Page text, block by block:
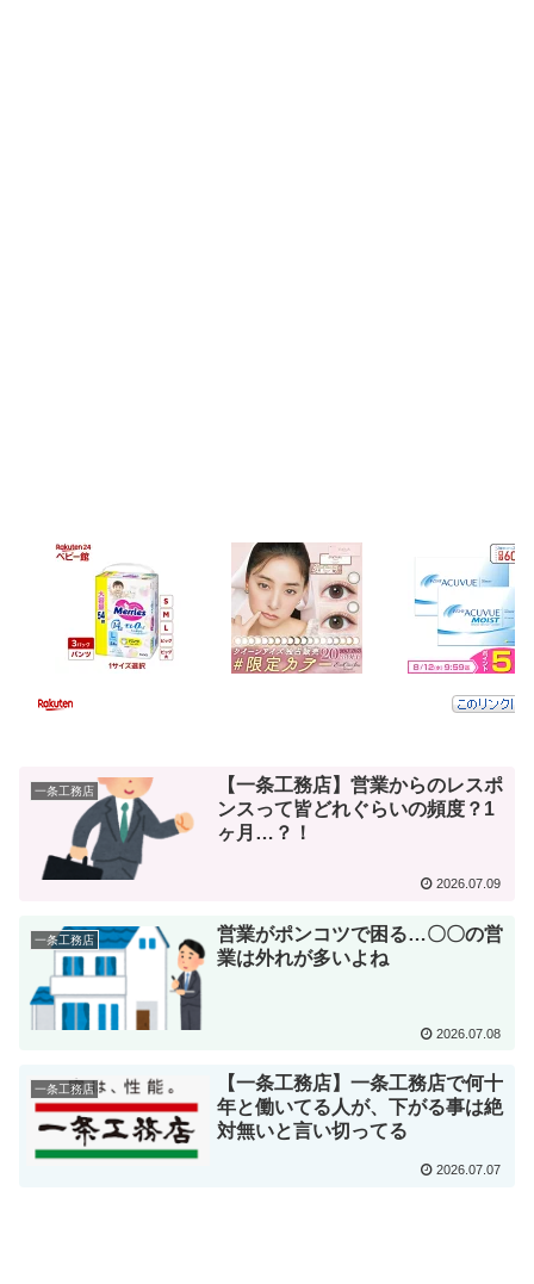
一条工務店
【一条工務店】営業からのレスポ
ンスって皆どれぐらいの頻度？1
ヶ月…？！
2026.07.09
一条工務店
営業がポンコツで困る…〇〇の営
業は外れが多いよね
2026.07.08
一条工務店
【一条工務店】一条工務店で何十
年と働いてる人が、下がる事は絶
対無いと言い切ってる
2026.07.07